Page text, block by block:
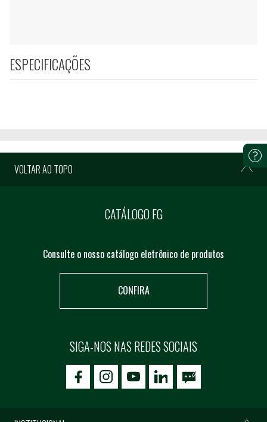
ESPECIFICAÇÕES
VOLTAR AO TOPO
CATÁLOGO FG
Consulte o nosso catálogo eletrônico de produtos
CONFIRA
SIGA-NOS NAS REDES SOCIAIS
icon-facebookicon-social02icon-social03